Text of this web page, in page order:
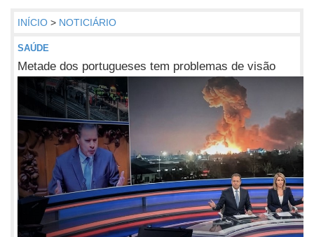
INÍCIO > NOTICIÁRIO
SAÚDE
Metade dos portugueses tem problemas de visão